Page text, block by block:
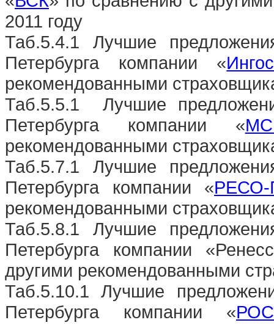
2011 году
Таб.5.4.1 Лучшие
Петербурга компании «
рекомендованными
Таб.5.5.1
Лучшие
Петербурга компании «
рекомендованными
Таб.5.7.1 Лучшие
Петербурга компании «РЕСО-
рекомендованными
Таб.5.8.1 Лучшие
Петербурга компании
другими рекомендованными
Таб.5.10.1 Лучшие
Петербурга компании «